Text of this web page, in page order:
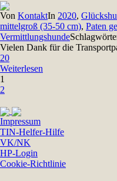
Von KontaktIn 2020,
mittelgroß (35-50 cm), Paten
Vermittlungshunde
Vielen Dank für die
20
Weiterlesen
1
2
Impressum
TIN-Helfer-Hilfe
VK/NK
HP-Login
Cookie-Richtlinie